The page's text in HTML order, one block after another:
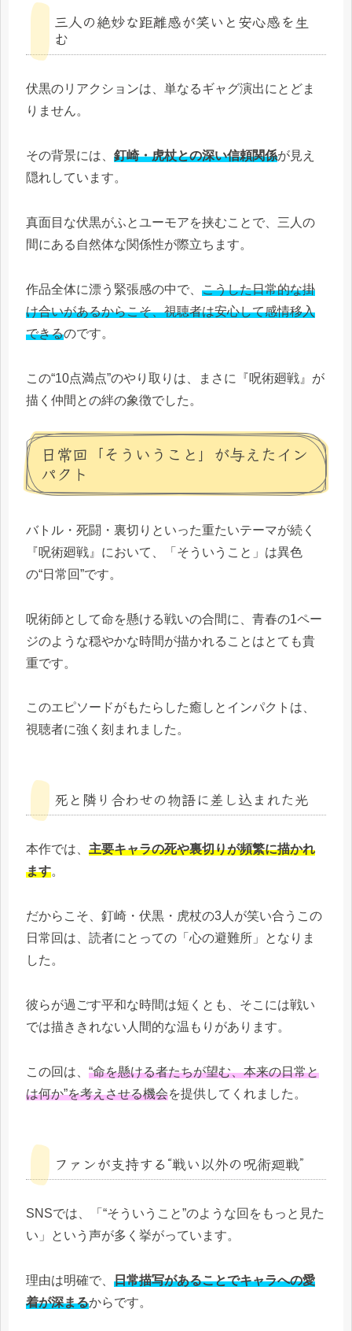
三人の絶妙な距離感が笑いと安心感を生
む
伏黒のリアクションは、単なるギャグ演出にとどま
りません。
その背景には、 釘崎・虎杖との深い信頼関係が見え
隠れしています。
真面目な伏黒がふとユーモアを挟むことで、三人の
間にある自然体な関係性が際立ちます。
作品全体に漂う緊張感の中で、 こうした日常的な掛
け合いがあるからこそ、視聴者は安心して感情移入
できるのです。
この“10点満点”のやり取りは、まさに『呪術廻戦』が
描く仲間との絆の象徴でした。
日常回「そういうこと」が与えたイン
パクト
バトル・死闘・裏切りといった重たいテーマが続く
『呪術廻戦』において、「そういうこと」は異色
の“日常回”です。
呪術師として命を懸ける戦いの合間に、青春の1ペー
ジのような穏やかな時間が描かれることはとても貴
重です。
このエピソードがもたらした癒しとインパクトは、
視聴者に強く刻まれました。
死と隣り合わせの物語に差し込まれた光
本作では、 主要キャラの死や裏切りが頻繁に描かれ
ます。
だからこそ、釘崎・伏黒・虎杖の3人が笑い合うこの
日常回は、読者にとっての「心の避難所」となりま
した。
彼らが過ごす平和な時間は短くとも、そこには戦い
では描ききれない人間的な温もりがあります。
この回は、 “命を懸ける者たちが望む、本来の日常と
は何か”を考えさせる機会を提供してくれました。
ファンが支持する“戦い以外の呪術廻戦”
SNSでは、「“そういうこと”のような回をもっと見た
い」という声が多く挙がっています。
理由は明確で、 日常描写があることでキャラへの愛
着が深まるからです。